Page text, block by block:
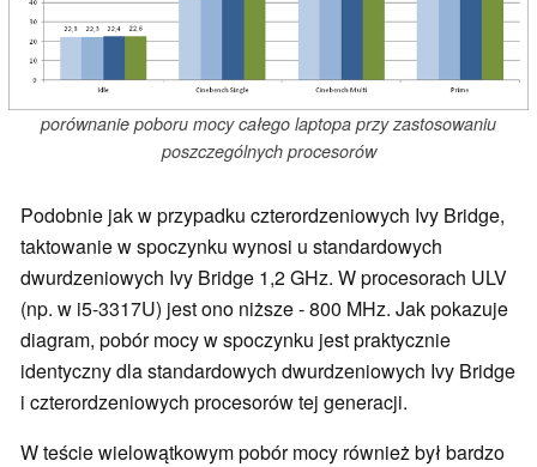
porównanie poboru mocy całego laptopa przy zastosowaniu
poszczególnych procesorów
Podobnie jak w przypadku czterordzeniowych Ivy Bridge,
taktowanie w spoczynku wynosi u standardowych
dwurdzeniowych Ivy Bridge 1,2 GHz. W procesorach ULV
(np. w i5-3317U) jest ono niższe - 800 MHz. Jak pokazuje
diagram, pobór mocy w spoczynku jest praktycznie
identyczny dla standardowych dwurdzeniowych Ivy Bridge
i czterordzeniowych procesorów tej generacji.
W teście wielowątkowym pobór mocy również był bardzo